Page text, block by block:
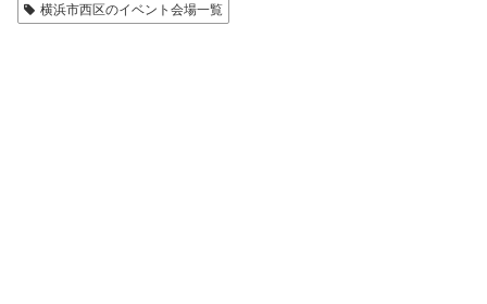
横浜市西区のイベント会場一覧